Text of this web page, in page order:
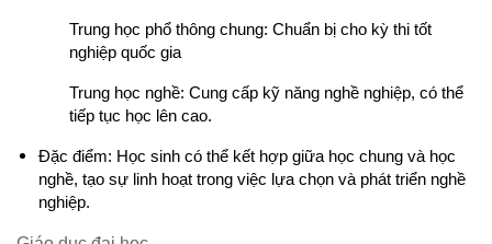
Trung học phổ thông chung: Chuẩn bị cho kỳ thi tốt
nghiệp quốc gia
Trung học nghề: Cung cấp kỹ năng nghề nghiệp, có thể
tiếp tục học lên cao.
Đặc điểm: Học sinh có thể kết hợp giữa học chung và học
nghề, tạo sự linh hoạt trong việc lựa chọn và phát triển nghề
nghiệp.